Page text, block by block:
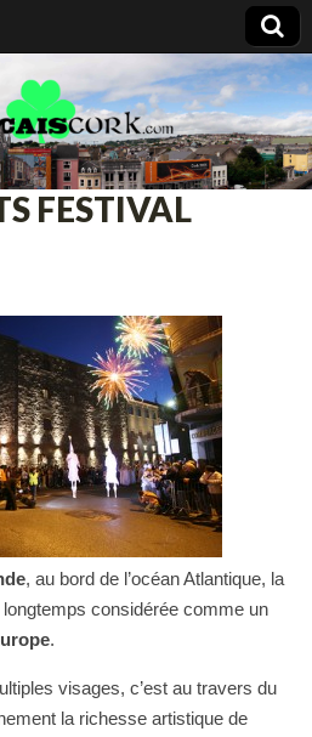
FESTIVAL
, au bord de l’océan Atlantique, la
considérée comme un
.
visages, c’est au travers du
la richesse artistique de